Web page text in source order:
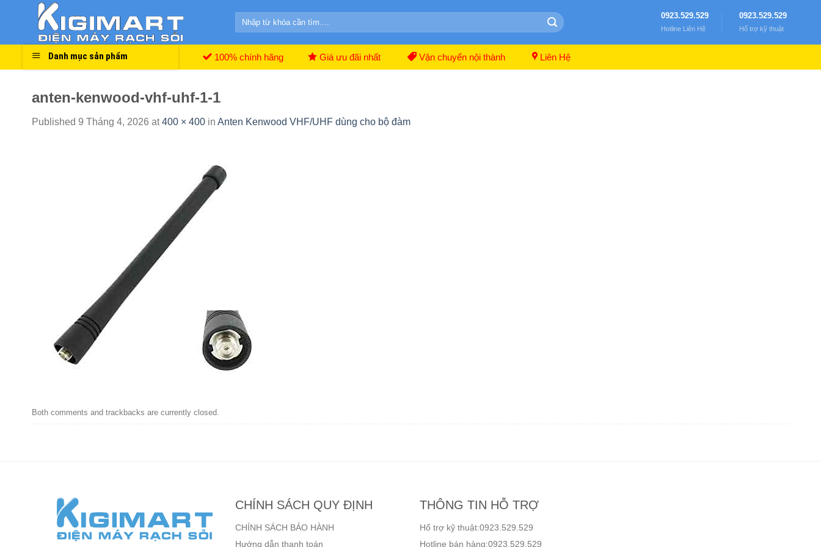
Search
0923.529.529
Hotline Liên Hệ
0923.529.529
Hổ trợ kỹ thuật
Danh mục sản phẩm 100% chính hãng Giá ưu đãi nhất Vận chuyển nội thành Liên Hệ
anten-kenwood-vhf-uhf-1-1
Published 9 Tháng 4, 2026 at400 × 400 in Anten Kenwood VHF/UHF dùng cho bộ đàm
Both comments and trackbacks are currently closed.
CHÍNH SÁCH QUY ĐỊNH
CHÍNH SÁCH BẢO HÀNH
Hướng dẫn thanh toán
THÔNG TIN HỖ TRỢ
Hổ trợ kỹ thuật:0923.529.529
Hotline bán hàng:0923.529.529